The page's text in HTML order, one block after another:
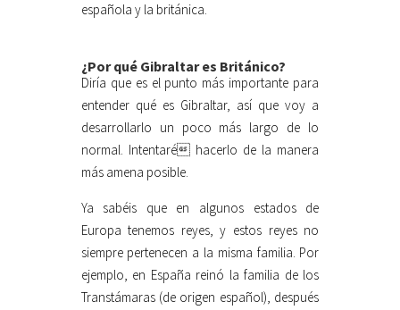
española y la británica.
¿Por qué Gibraltar es Británico?
Diría que es el punto más importante para
entender qué es Gibraltar, así que voy a
desarrollarlo un poco más largo de lo
normal. Intentaré hacerlo de la manera
más amena posible.
Ya sabéis que en algunos estados de
Europa tenemos reyes, y estos reyes no
siempre pertenecen a la misma familia. Por
ejemplo, en España reinó la familia de los
Transtámaras (de origen español), después